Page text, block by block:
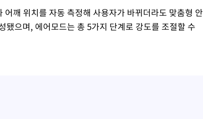
깨 위치를 자동 측정해 사용자가 바뀌더라도 맞춤형 안
됐으며, 에어모드는 총 5가지 단계로 강도를 조절할 수